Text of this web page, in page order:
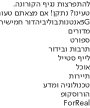
להתפרצות נגיף הקורונה.
טעינו? נתקן! אם מצאתם
5Gאנטנותבוליביהדור חמישי
מדורים
ספורט
תרבות ובידור
לייף סטייל
אוכל
תיירות
טכנולוגיה ומדע
הורוסקופ
ForReal